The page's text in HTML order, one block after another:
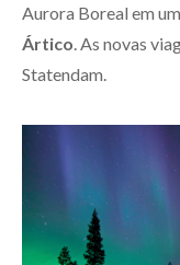
Aurora Boreal em
Ártico . As novas
Statendam.